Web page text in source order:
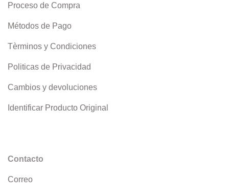
Proceso de Compra
Métodos de Pago
Tèrminos y Condiciones
Politicas de Privacidad
Cambios y devoluciones
Identificar Producto Original
Contacto
Correo